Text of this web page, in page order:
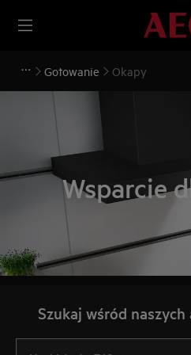
Gotowanie Okapy
Wsparcie
Szukaj wśród